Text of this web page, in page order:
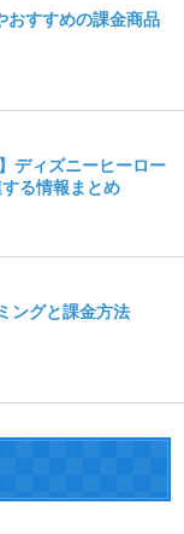
おすすめの課金商品
ディズニーヒーロー
る情報まとめ
ングと課金方法